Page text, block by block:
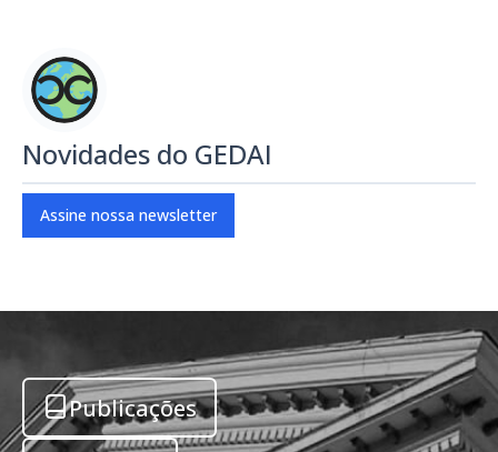
Novidades do GEDAI
Assine nossa newsletter
Publicações